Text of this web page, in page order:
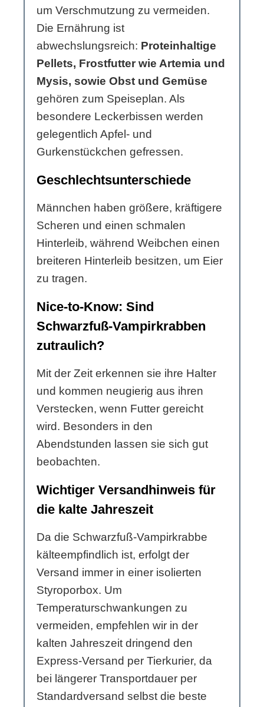
um Verschmutzung zu vermeiden.
Die Ernährung ist
abwechslungsreich: Proteinhaltige
Pellets, Frostfutter wie Artemia und
Mysis, sowie Obst und Gemüse
gehören zum Speiseplan. Als
besondere Leckerbissen werden
gelegentlich Apfel- und
Gurkenstückchen gefressen.
Geschlechtsunterschiede
Männchen haben größere, kräftigere
Scheren und einen schmalen
Hinterleib, während Weibchen einen
breiteren Hinterleib besitzen, um Eier
zu tragen.
Nice-to-Know: Sind
Schwarzfuß-Vampirkrabben
zutraulich?
Mit der Zeit erkennen sie ihre Halter
und kommen neugierig aus ihren
Verstecken, wenn Futter gereicht
wird. Besonders in den
Abendstunden lassen sie sich gut
beobachten.
Wichtiger Versandhinweis für
die kalte Jahreszeit
Da die Schwarzfuß-Vampirkrabbe
kälteempfindlich ist, erfolgt der
Versand immer in einer isolierten
Styroporbox. Um
Temperaturschwankungen zu
vermeiden, empfehlen wir in der
kalten Jahreszeit dringend den
Express-Versand per Tierkurier, da
bei längerer Transportdauer per
Standardversand selbst die beste